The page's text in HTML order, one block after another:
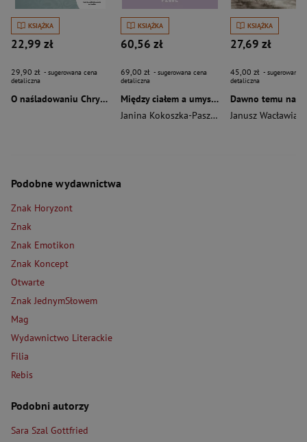
KSIĄŻKA
22,99 zł
29,90 zł - sugerowana cena
detaliczna
O naśladowaniu Chrystusa wyd. 2026
KSIĄŻKA
60,56 zł
69,00 zł - sugerowana cena
detaliczna
Między ciałem a umysłem
Janina Kokoszka-Paszkot
Piotr Wierzbiński
KSIĄŻKA
27,69 zł
45,00 zł - sugerowana
detaliczna
Janusz Wacławiak
Podobne wydawnictwa
Znak Horyzont
Znak
Znak Emotikon
Znak Koncept
Otwarte
Znak JednymSłowem
Mag
Wydawnictwo Literackie
Filia
Rebis
Podobni autorzy
Sara Szal Gottfried